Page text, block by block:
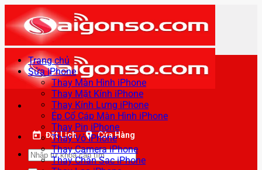
qua
nội
dung
Đặt Lịch Cửa Hàng
Tìm
kiếm:
Trang chủ
Sửa iPhone
Thay Màn Hình iPhone
Thay Mặt Kính iPhone
Thay Kính Lưng iPhone
Ép Cổ Cáp Màn Hình iPhone
Thay Pin iPhone
Thay Vỏ iPhone
Thay Camera iPhone
Thay Chân Sạc iPhone